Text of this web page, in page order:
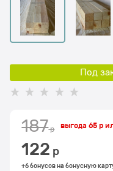
Под
187 р
122 р
выгода 65 р
+6 бонусов на бонусную